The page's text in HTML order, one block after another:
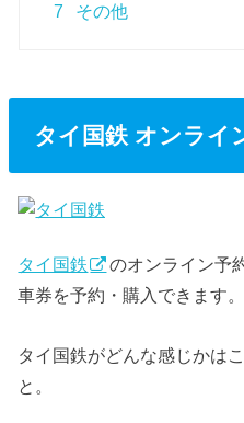
7 その他
タイ国鉄 オンライ
タイ国鉄
のオンライン予
車券を予約・購入できます。
タイ国鉄がどんな感じかは
と。